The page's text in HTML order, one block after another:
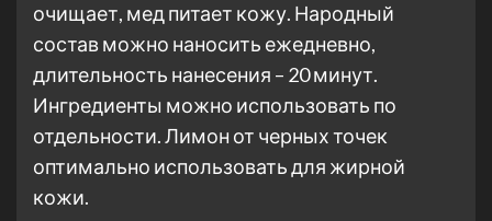
очищает, мед питает кожу. Народный
состав можно наносить ежедневно,
длительность нанесения – 20 минут.
Ингредиенты можно использовать по
отдельности. Лимон от черных точек
оптимально использовать для жирной
кожи.